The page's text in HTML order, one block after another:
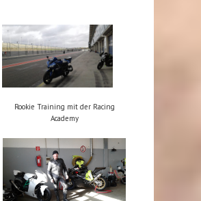
Rookie Training mit der Racing
Academy